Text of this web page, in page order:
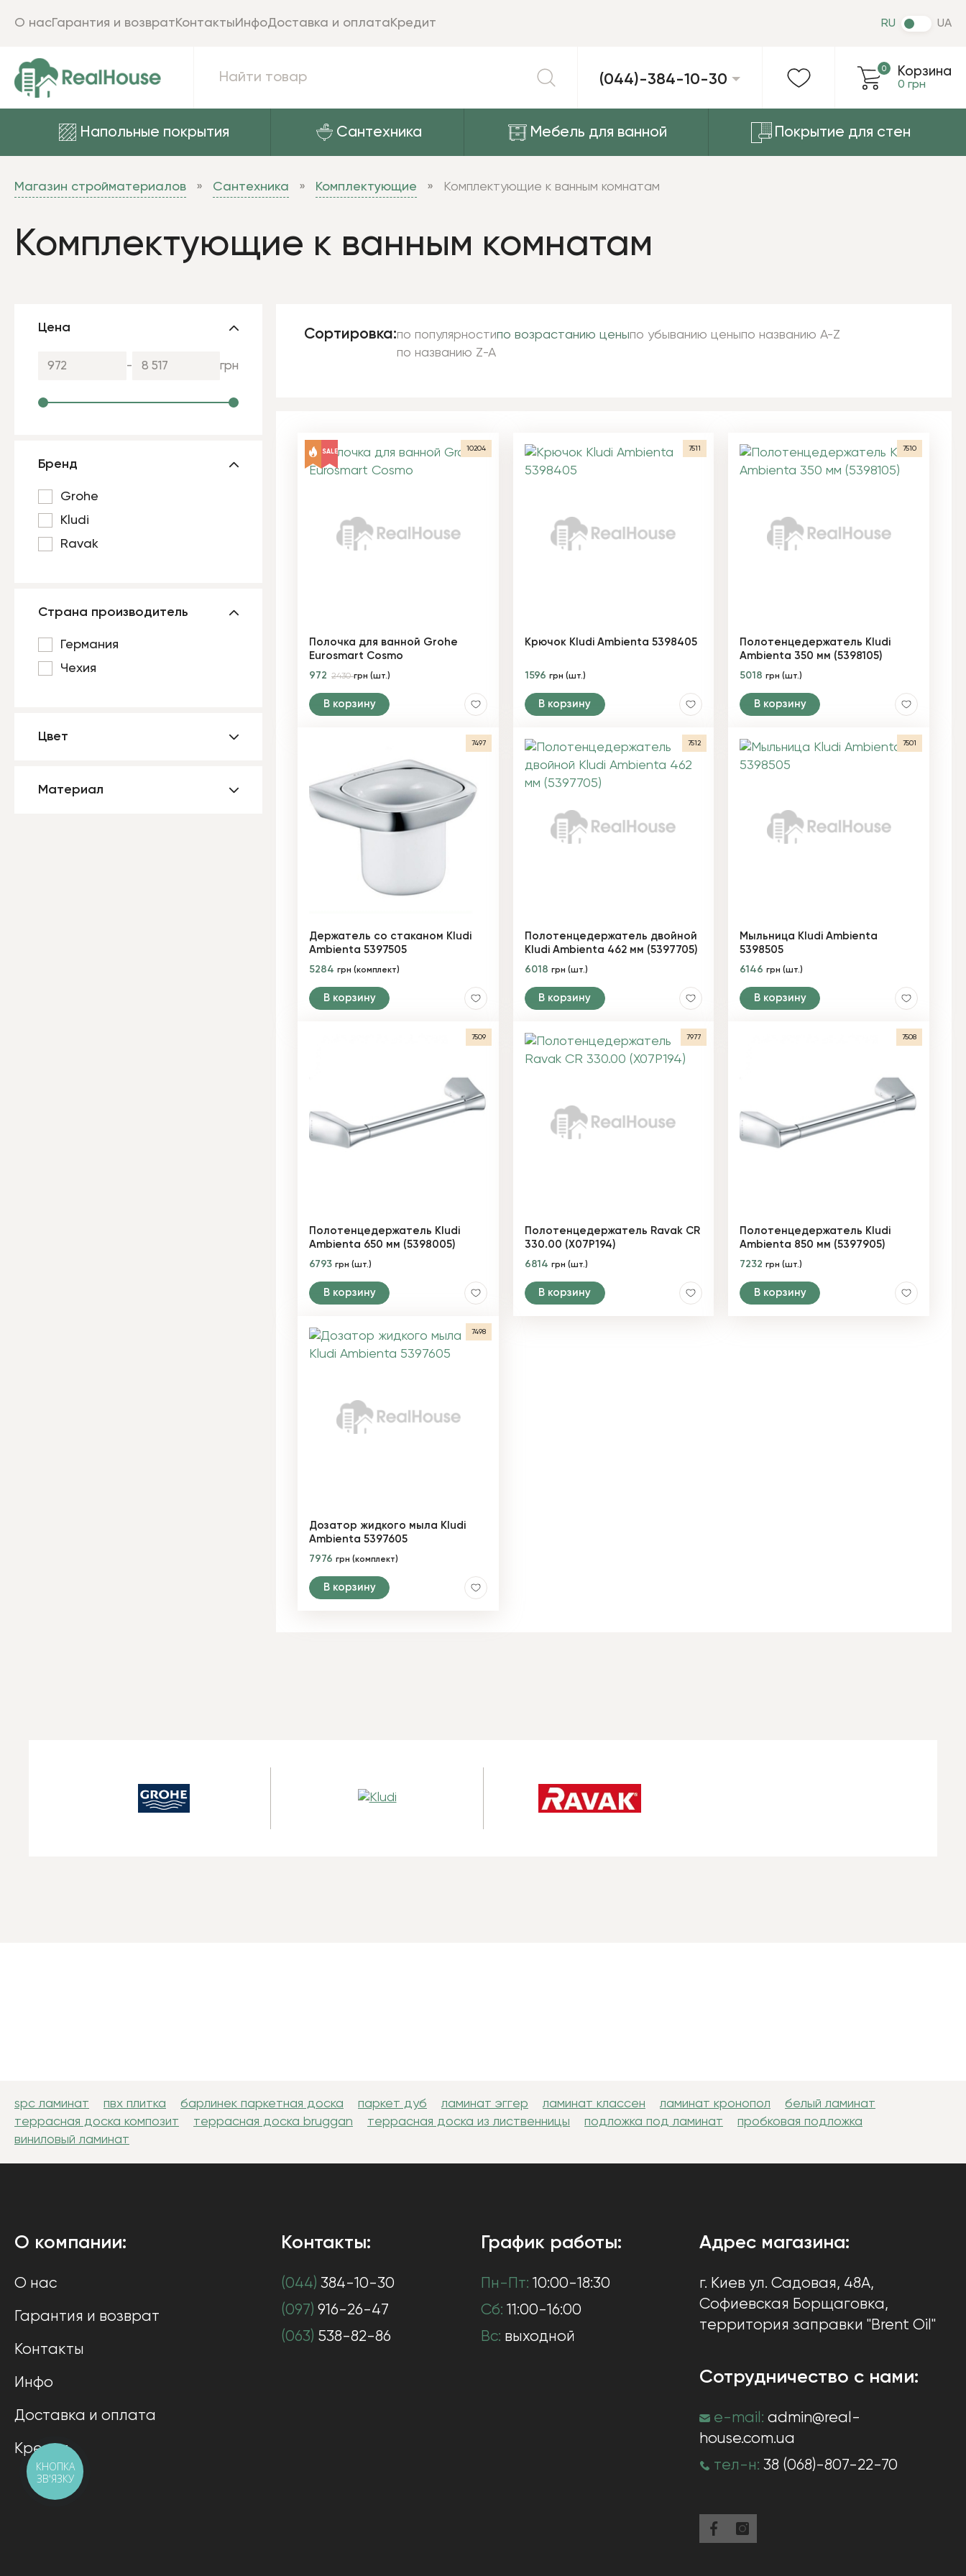
(044)-384-10-30
Корзина
0 грн
0
RU UA
Напольные покрытия Сантехника Мебель для ванной Покрытие для стен
О насГарантия и возвратКонтактыИнфоДоставка и оплатаКредит
Магазин стройматериалов Сантехника Комплектующие Комплектующие к ванным комнатам
Комплектующие к ванным комнатам
Цена
- грн
Бренд
Grohe
Kludi
Ravak
Страна производитель
Германия
Чехия
Цвет
Материал
Сортировка:по популярностипо возрастанию ценыпо убыванию ценыпо названию A-Z
по названию Z-A
SALE 10204
Полочка для ванной Grohe
Eurosmart Cosmo
972 2430грн (шт.)
В корзину
7511
Крючок Kludi Ambienta 5398405
1596 грн (шт.)
В корзину
7510
Полотенцедержатель Kludi
Ambienta 350 мм (5398105)
5018грн (шт.)
В корзину
7497
Держатель со стаканом Kludi
Ambienta 5397505
5284 грн (комплект)
В корзину
7512
Полотенцедержатель двойной
Kludi Ambienta 462 мм (5397705)
6018 грн (шт.)
В корзину
7501
Мыльница Kludi Ambienta
5398505
6146грн (шт.)
В корзину
7509
Полотенцедержатель Kludi
Ambienta 650 мм (5398005)
6793 грн (шт.)
В корзину
7977
Полотенцедержатель Ravak CR
330.00 (X07P194)
6814 грн (шт.)
В корзину
7508
Полотенцедержатель Kludi
Ambienta 850 мм (5397905)
7232грн (шт.)
В корзину
7498
Дозатор жидкого мыла Kludi
Ambienta 5397605
7976 грн (комплект)
В корзину
spc ламинат пвх плитка барлинек паркетная доска паркет дуб ламинат эггер ламинат классен ламинат кронопол
белый ламинат
террасная доска композит
террасная доска bruggan террасная доска из лиственницы подложка под ламинат
пробковая подложка
виниловый ламинат
О компании:
О нас
Гарантия и возврат
Контакты
Инфо
Доставка и оплата
Кредит
Контакты:
(044) 384-10-30
(097) 916-26-47
(063) 538-82-86
График работы:
Пн-Пт: 10:00-18:30
Сб: 11:00-16:00
Вс: выходной
Адрес магазина:
г. Киев ул. Садовая, 48А,
Софиевская Борщаговка,
территория заправки "Brent Oil"
Сотрудничество с нами:
e-mail: admin@real-
house.com.ua
тел-н: 38 (068)-807-22-70
КНОПКА
ЗВ'ЯЗКУ